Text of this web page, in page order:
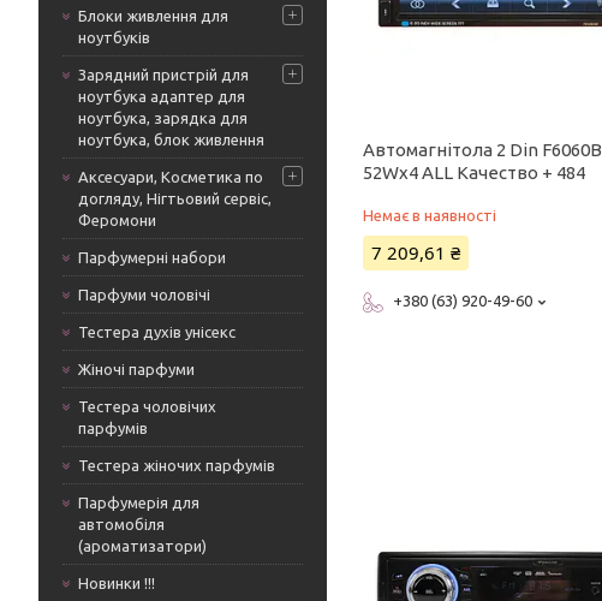
Блоки живлення для
ноутбуків
Зарядний пристрій для
ноутбука адаптер для
ноутбука, зарядка для
ноутбука, блок живлення
Аксесуари, Косметика по
догляду, Нігтьовий сервіс,
Феромони
Парфумерні набори
Парфуми чоловічі
Тестера духів унісекс
Жіночі парфуми
Тестера чоловічих
парфумів
Тестера жіночих парфумів
Парфумерія для
автомобіля
(ароматизатори)
Новинки !!!
Автомагнітола 2 Din F6060B
52Wx4 ALL Качество + 484
Немає в наявності
7 209,61 ₴
+380 (63) 920-49-60